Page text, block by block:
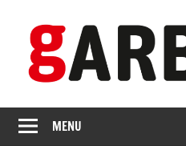
content
Independent
de
MENU